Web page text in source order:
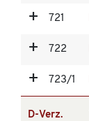
721
722
723/1
D-Verz.